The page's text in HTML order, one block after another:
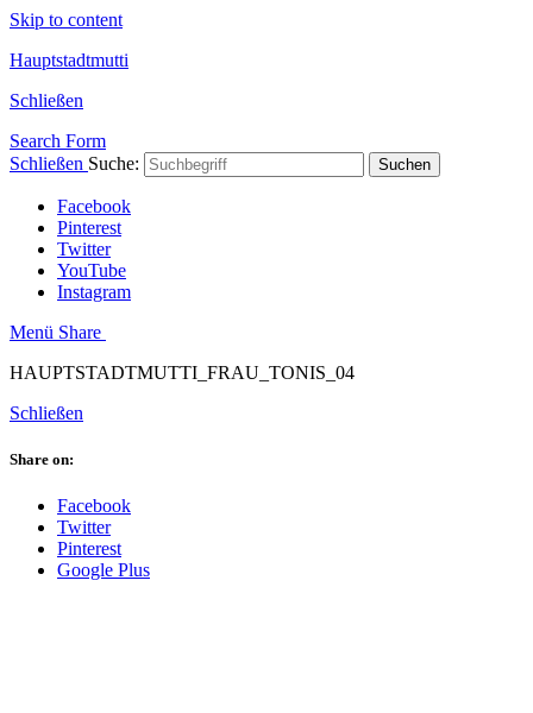
Skip to content
Hauptstadtmutti
Schließen
Search Form
Schließen Suche: Suchen
Facebook
Pinterest
Twitter
YouTube
Instagram
Menü Share
HAUPTSTADTMUTTI_FRAU_TONIS_04
Schließen
Share on:
Facebook
Twitter
Pinterest
Google Plus